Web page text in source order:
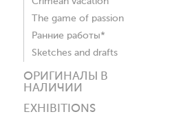
The game of passion
Ранние работы*
Sketches and drafts
ОРИГИНАЛЫ В
НАЛИЧИИ
EXHIBITIONS